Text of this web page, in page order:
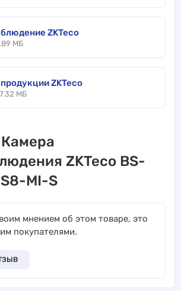
ZKTeco
МБ
ZKTeco
МБ
ZKTeco BS-
MI-S
мнением об этом товаре, это
покупателями.